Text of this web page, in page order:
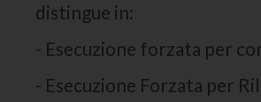
distingue in:
- Esecuzione forzata per
- Esecuzione Forzata per